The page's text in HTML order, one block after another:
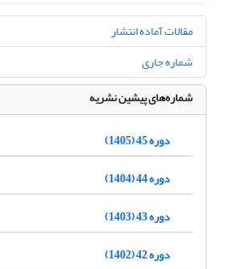
مقالات آماده انتشار
شماره جاری
شماره‌های پیشین نشریه
دوره 45 (1405)
دوره 44 (1404)
دوره 43 (1403)
دوره 42 (1402)